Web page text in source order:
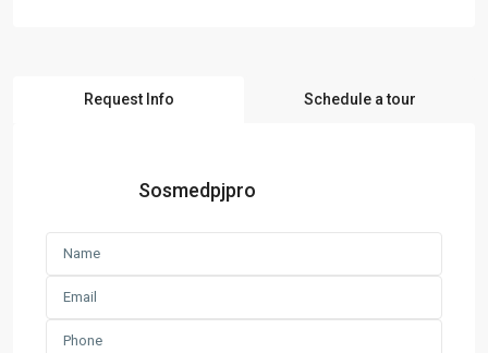
Request Info Schedule a tour
Sosmedpjpro